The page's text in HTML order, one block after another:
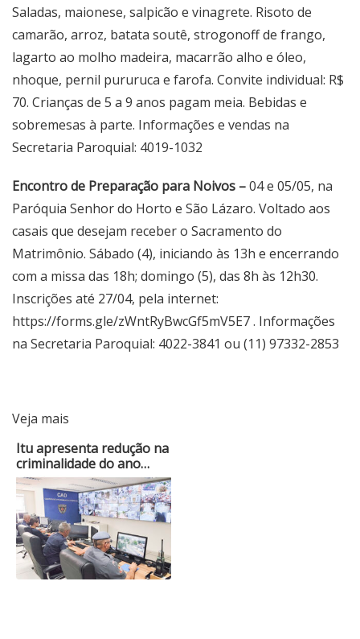
Saladas, maionese, salpicão e vinagrete. Risoto de
camarão, arroz, batata soutê, strogonoff de frango,
lagarto ao molho madeira, macarrão alho e óleo,
nhoque, pernil pururuca e farofa. Convite individual: R$
70. Crianças de 5 a 9 anos pagam meia. Bebidas e
sobremesas à parte. Informações e vendas na
Secretaria Paroquial: 4019-1032
Encontro de Preparação para Noivos –04 e 05/05, na
Paróquia Senhor do Horto e São Lázaro. Voltado aos
casais que desejam receber o Sacramento do
Matrimônio. Sábado (4), iniciando às 13h e encerrando
com a missa das 18h; domingo (5), das 8h às 12h30.
Inscrições até 27/04, pela internet:
https://forms.gle/zWntRyBwcGf5mV5E7. Informações
na Secretaria Paroquial: 4022-3841 ou (11) 97332-2853
Veja mais
Itu apresenta redução na
criminalidade do ano…